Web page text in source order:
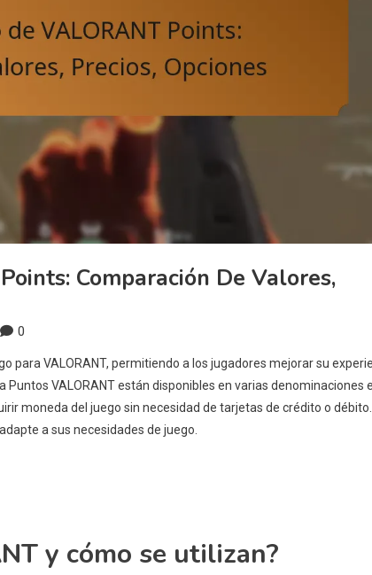
Comparación De Valores,
0
para VALORANT, permitiendo a los jugadores mejorar su
VALORANT están disponibles en varias denominaciones
moneda del juego sin necesidad de tarjetas de crédito o
a sus necesidades de juego.
y cómo se utilizan?